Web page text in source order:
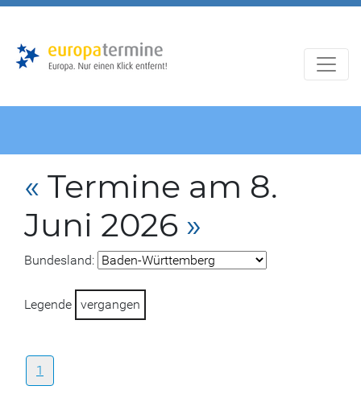
« Termine am 8.
Juni 2026 »
Bundesland:
Legende vergangen
1